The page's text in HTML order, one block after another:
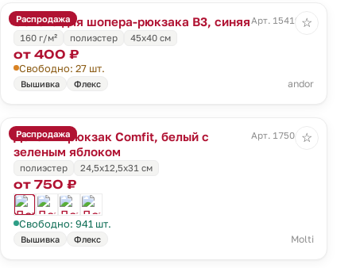
Распродажа
Основа для шопера-рюкзака B3, синяя Арт. 15419.40
160 г/м²
полиэстер 45х40 см
от 400 ₽
Свободно: 27 шт.
Вышивка Флекс andor
☆
Распродажа
Детский рюкзак Comfit, белый с
зеленым яблоком
Арт. 17504.94
полиэстер 24,5х12,5х31 см
от 750 ₽
Свободно: 941 шт.
Вышивка Флекс Molti
☆